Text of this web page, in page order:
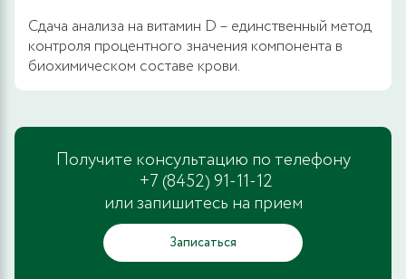
Сдача анализа на витамин D – единственный метод
контроля процентного значения компонента в
биохимическом составе крови.
Получите консультацию по телефону
+7 (8452) 91-11-12
или запишитесь на прием
Записаться